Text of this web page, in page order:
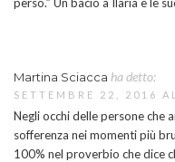
Martina Sciacca ha detto:
SETTEMBRE 22, 2016
Negli occhi delle persone che
sofferenza nei momenti più
100% nel proverbio che dice